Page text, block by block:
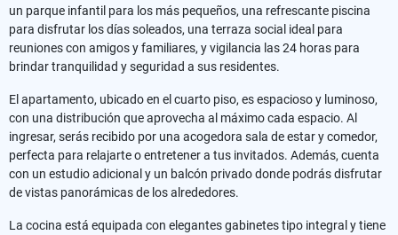
un parque infantil para los más pequeños, una refrescante piscina
para disfrutar los días soleados, una terraza social ideal para
reuniones con amigos y familiares, y vigilancia las 24 horas para
brindar tranquilidad y seguridad a sus residentes.
El apartamento, ubicado en el cuarto piso, es espacioso y luminoso,
con una distribución que aprovecha al máximo cada espacio. Al
ingresar, serás recibido por una acogedora sala de estar y comedor,
perfecta para relajarte o entretener a tus invitados. Además, cuenta
con un estudio adicional y un balcón privado donde podrás disfrutar
de vistas panorámicas de los alrededores.
La cocina está equipada con elegantes gabinetes tipo integral y tiene